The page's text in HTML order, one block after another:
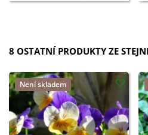
8 OSTATNÍ PRODUKTY ZE
Není skladem